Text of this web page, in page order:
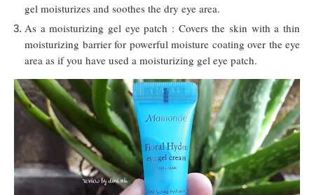
gel moisturizes and soothes the dry eye area.
As a moisturizing gel eye patch : Covers the skin with a thin
moisturizing barrier for powerful moisture coating over the eye
area as if you have used a moisturizing gel eye patch.